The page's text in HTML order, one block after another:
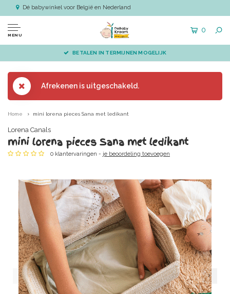
Dé babywinkel voor België en Nederland
MENU
0
VÓÓR 14.00 BESTELD, DIRECT
Afrekenen is uitgeschakeld.
Home mini lorena pieces Sana met ledikant
Lorena Canals
mini lorena pieces Sana met ledikant
0 klantervaringen - je beoordeling toevoegen